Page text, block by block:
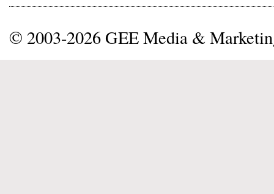
© 2003-2026 GEE Media &